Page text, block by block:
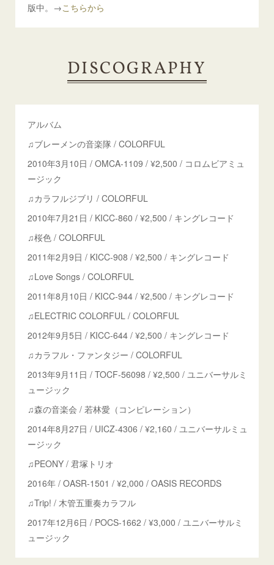
版中。→こちらから
DISCOGRAPHY
アルバム
♫ブレーメンの音楽隊 / COLORFUL
2010年3月10日 / OMCA-1109 / ¥2,500 / コロムビアミュ
ージック
♫カラフルジブリ / COLORFUL
2010年7月21日 / KICC-860 / ¥2,500 / キングレコード
♫桜色 / COLORFUL
2011年2月9日 / KICC-908 / ¥2,500 / キングレコード
♫Love Songs / COLORFUL
2011年8月10日 / KICC-944 / ¥2,500 / キングレコード
♫ELECTRIC COLORFUL / COLORFUL
2012年9月5日 / KICC-644 / ¥2,500 / キングレコード
♫カラフル・ファンタジー / COLORFUL
2013年9月11日 / TOCF-56098 / ¥2,500 / ユニバーサルミ
ュージック
♫森の音楽会 / 若林愛（コンピレーション）
2014年8月27日 / UICZ-4306 / ¥2,160 / ユニバーサルミュ
ージック
♫PEONY / 君塚トリオ
2016年 / OASR-1501 / ¥2,000 / OASIS RECORDS
♫Trip! / 木管五重奏カラフル
2017年12月6日 / POCS-1662 / ¥3,000 / ユニバーサルミ
ュージック